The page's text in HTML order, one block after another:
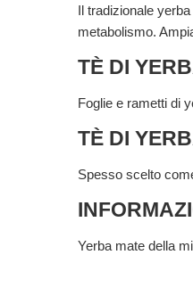
Il tradizionale
metabolismo.
TÈ DI
Foglie e rametti di
TÈ DI
Spesso scelto
Yerba mate della